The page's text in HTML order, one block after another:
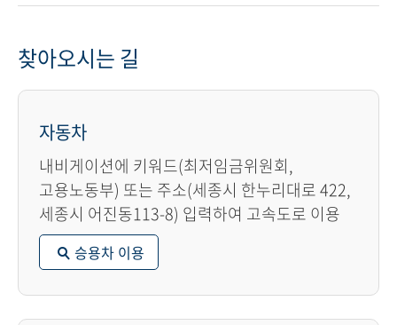
찾아오시는 길
자동차
내비게이션에 키워드(최저임금위원회,
고용노동부) 또는 주소(세종시 한누리대로 422,
세종시 어진동113-8) 입력하여 고속도로 이용
승용차 이용